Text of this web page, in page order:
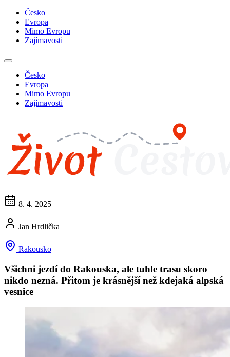
Česko
Evropa
Mimo Evropu
Zajímavosti
Česko
Evropa
Mimo Evropu
Zajímavosti
8. 4. 2025
Jan Hrdlička
Rakousko
Všichni jezdí do Rakouska, ale tuhle trasu skoro
nikdo nezná. Přitom je krásnější než kdejaká alpská
vesnice